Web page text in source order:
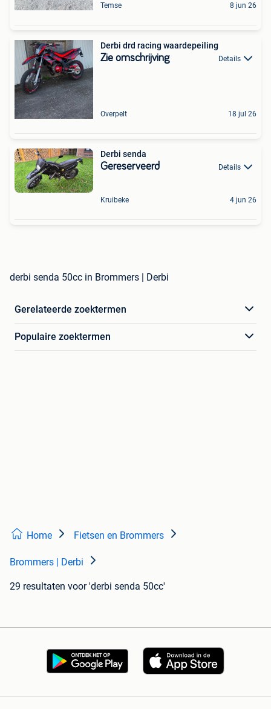
Temse 8 jun 26
Derbi drd racing ️waardepeiling️
Zie omschrijving Details
Overpelt 18 jul 26
Derbi senda
Gereserveerd Details
Kruibeke 4 jun 26
derbi senda 50cc in Brommers | Derbi
Gerelateerde zoektermen
Populaire zoektermen
Home Fietsen en Brommers
Brommers | Derbi
29 resultaten voor 'derbi senda 50cc'